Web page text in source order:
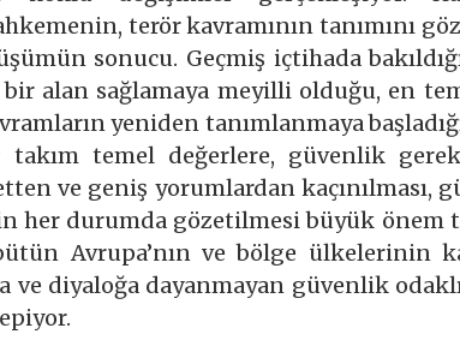
terör kavramının tanımını
sonucu. Geçmiş içtihada
alan sağlamaya meyilli olduğu, en
yeniden tanımlanmaya
temel değerlere, güvenlik
ve geniş yorumlardan kaçınılması,
her durumda gözetilmesi büyük önem
Avrupa’nın ve bölge ülkelerinin
ve diyaloğa dayanmayan güvenlik